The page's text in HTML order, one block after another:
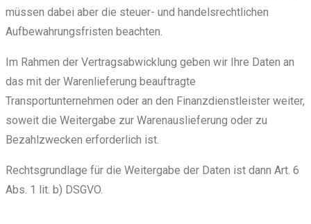
müssen dabei aber die steuer- und handelsrechtlichen
Aufbewahrungsfristen beachten.
Im Rahmen der Vertragsabwicklung geben wir Ihre Daten an
das mit der Warenlieferung beauftragte
Transportunternehmen oder an den Finanzdienstleister weiter,
soweit die Weitergabe zur Warenauslieferung oder zu
Bezahlzwecken erforderlich ist.
Rechtsgrundlage für die Weitergabe der Daten ist dann Art. 6
Abs. 1 lit. b) DSGVO.